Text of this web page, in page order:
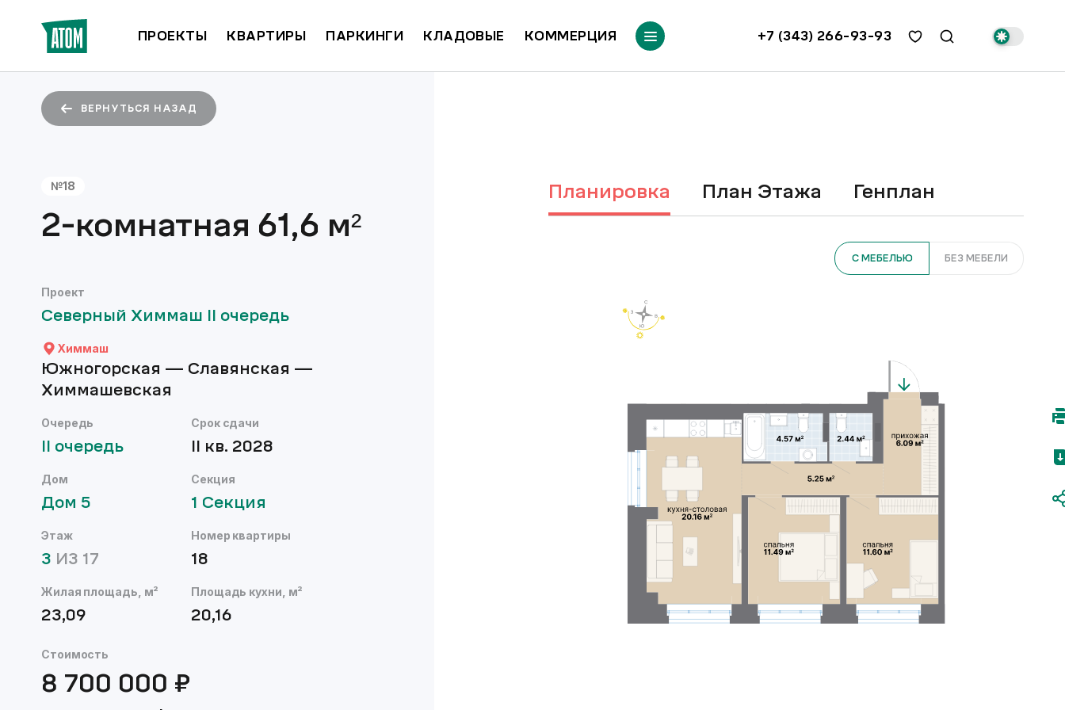
ПРОЕКТЫ КВАРТИРЫ ПАРКИНГИ КЛАДОВЫЕ КОММЕРЦИЯ +7 (343) 266-93-93
ВЕРНУТЬСЯ НАЗАД
№18
2-комнатная 61,6 м²
Проект
Северный Химмаш II очередь
Химмаш
Южногорская — Славянская —
Химмашевская
Очередь
II очередь
Срок сдачи
II кв. 2028
Дом
Дом 5
Секция
1 Секция
Этаж
3 ИЗ 17
Номер квартиры
18
Жилая площадь, м²
23,09
Площадь кухни, м²
20,16
Стоимость
8 700 000 ₽
Планировка План Этажа Генплан
С МЕБЕЛЬЮ БЕЗ МЕБЕЛИ